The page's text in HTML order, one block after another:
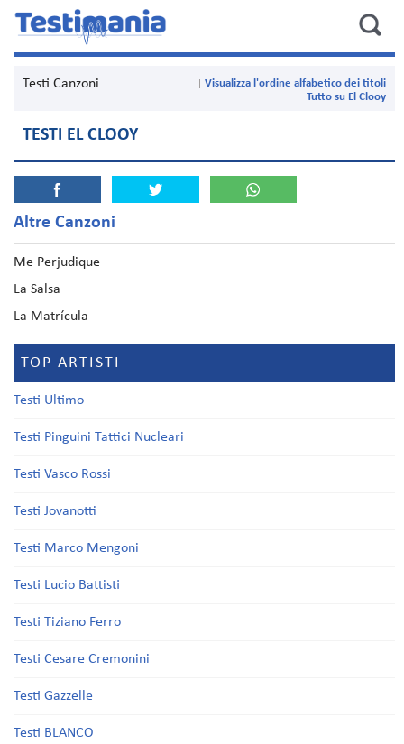
Testi Canzoni
Visualizza l'ordine alfabetico dei titoli
Tutto su El Clooy
TESTI EL CLOOY
Altre Canzoni
Me Perjudique
La Salsa
La Matrícula
TOP ARTISTI
Testi Ultimo
Testi Pinguini Tattici Nucleari
Testi Vasco Rossi
Testi Jovanotti
Testi Marco Mengoni
Testi Lucio Battisti
Testi Tiziano Ferro
Testi Cesare Cremonini
Testi Gazzelle
Testi BLANCO